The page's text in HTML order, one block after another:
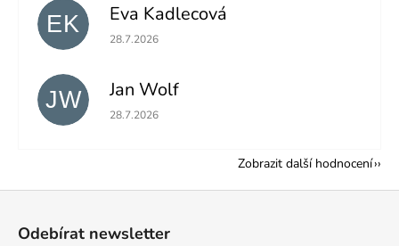
EK Eva Kadlecová
Hodnocení obchodu je 5 z 5 hvězdiček.
28.7.2026
JW Jan Wolf
Hodnocení obchodu je 5 z 5 hvězdiček.
28.7.2026
Zobrazit další hodnocení
Odebírat newsletter